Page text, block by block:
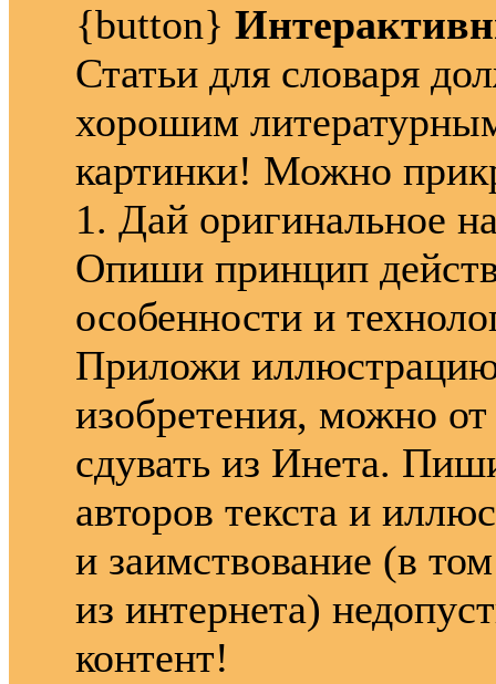
{button}
Статьи для словаря
хорошим
картинки! Можно
1. Дай оригинальное
Опиши принцип
особенности и
Приложи
изобретения, можно
сдувать из Инета.
авторов текста и
и заимствование (в
из интернета)
контент!